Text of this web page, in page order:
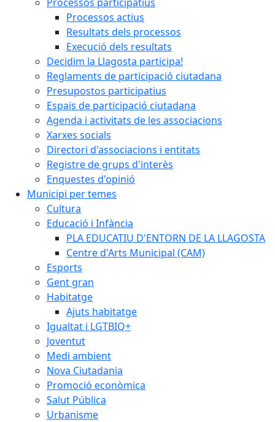
Processos actius
Resultats dels processos
Execució dels resultats
Decidim la Llagosta participa!
Reglaments de participació ciutadana
Presupostos participatius
Espais de participació ciutadana
Agenda i activitats de les associacions
Xarxes socials
Directori d'associacions i entitats
Registre de grups d'interès
Enquestes d'opinió
Municipi per temes
Cultura
Educació i Infància
PLA EDUCATIU D'ENTORN DE LA LLAGOSTA
Centre d'Arts Municipal (CAM)
Esports
Gent gran
Habitatge
Ajuts habitatge
Igualtat i LGTBIQ+
Joventut
Medi ambient
Nova Ciutadania
Promoció econòmica
Salut Pública
Urbanisme